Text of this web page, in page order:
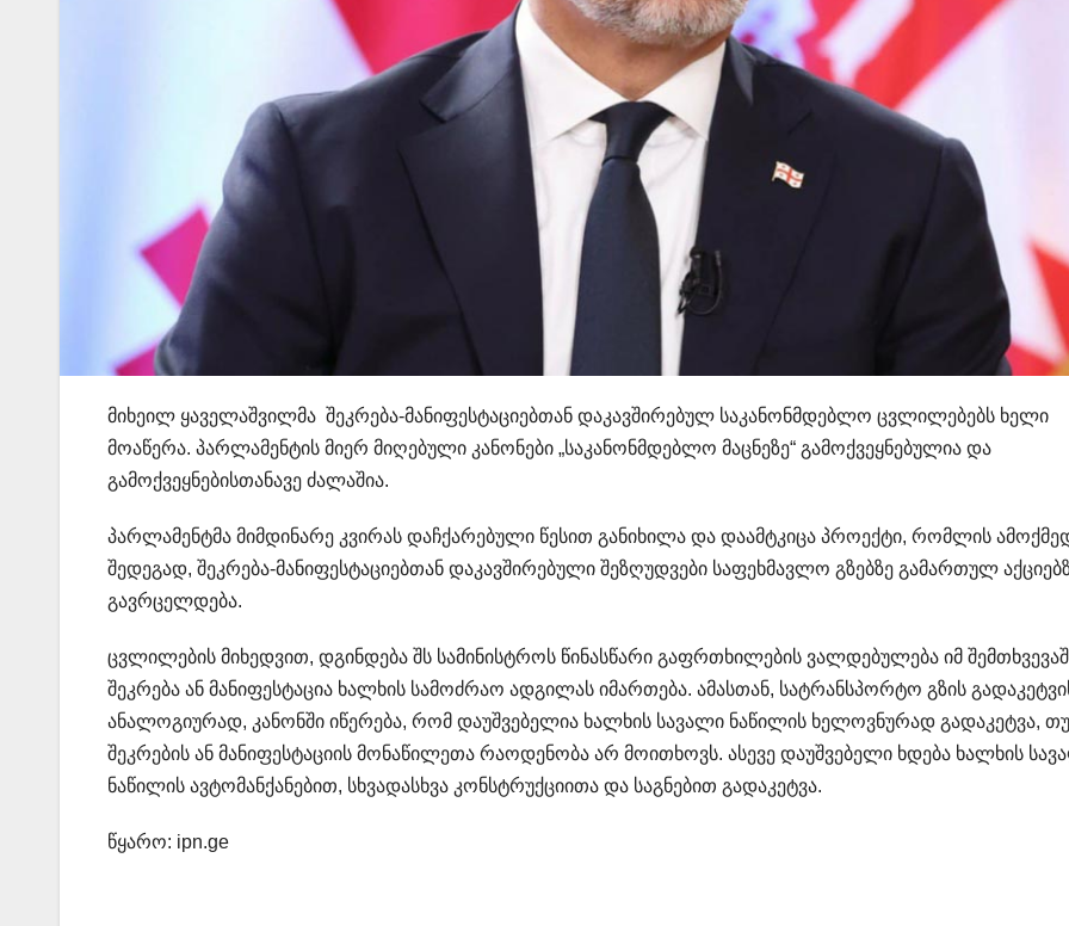
მიხეილ ყაველაშვილმა შეკრება-მანიფესტაციებთან დაკავშირებულ საკანონმდებლო ცვლილებებს ხელი
მოაწერა. პარლამენტის მიერ მიღებული კანონები „საკანონმდებლო მაცნეზე“ გამოქვეყნებულია და
გამოქვეყნებისთანავე ძალაშია.
პარლამენტმა მიმდინარე კვირას დაჩქარებული წესით განიხილა და დაამტკიცა პროექტი, რომლის
შედეგად, შეკრება-მანიფესტაციებთან დაკავშირებული შეზღუდვები საფეხმავლო გზებზე გამართულ
გავრცელდება.
ცვლილების მიხედვით, დგინდება შს სამინისტროს წინასწარი გაფრთხილების ვალდებულება იმ
შეკრება ან მანიფესტაცია ხალხის სამოძრაო ადგილას იმართება. ამასთან, სატრანსპორტო გზის
ანალოგიურად, კანონში იწერება, რომ დაუშვებელია ხალხის სავალი ნაწილის ხელოვნურად გადაკეტვა, თუ
შეკრების ან მანიფესტაციის მონაწილეთა რაოდენობა არ მოითხოვს. ასევე დაუშვებელი ხდება ხალხის
ნაწილის ავტომანქანებით, სხვადასხვა კონსტრუქციითა და საგნებით გადაკეტვა.
წყარო: ipn.ge